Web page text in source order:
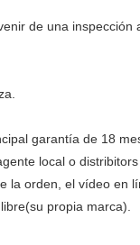
de una inspección
garantía de 18
local o
la orden, el vídeo en
propia marca).